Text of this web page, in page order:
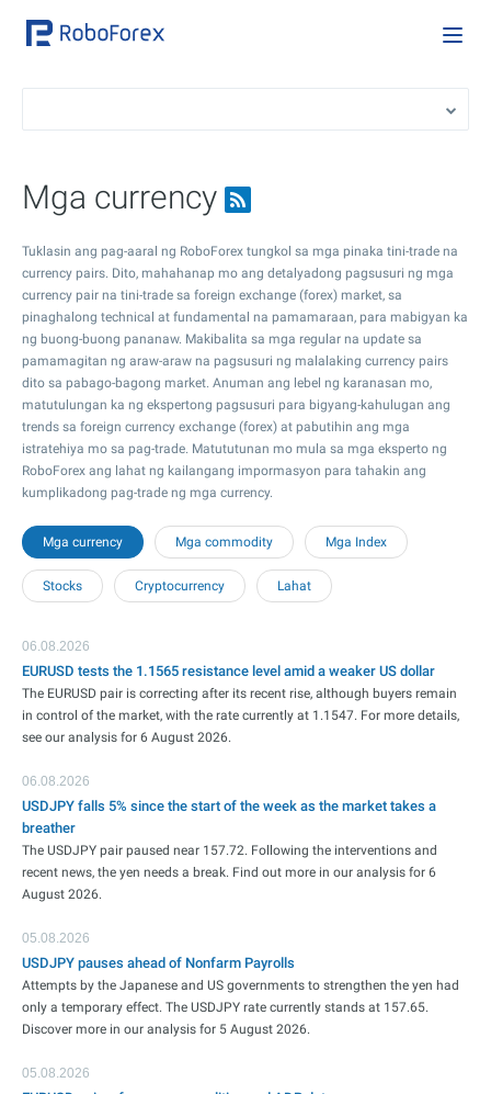
Mga currency
Tuklasin ang pag-aaral ng RoboForex tungkol sa mga pinaka tini-trade na
currency pairs. Dito, mahahanap mo ang detalyadong pagsusuri ng mga
currency pair na tini-trade sa foreign exchange (forex) market, sa
pinaghalong technical at fundamental na pamamaraan, para mabigyan ka
ng buong-buong pananaw. Makibalita sa mga regular na update sa
pamamagitan ng araw-araw na pagsusuri ng malalaking currency pairs
dito sa pabago-bagong market. Anuman ang lebel ng karanasan mo,
matutulungan ka ng ekspertong pagsusuri para bigyang-kahulugan ang
trends sa foreign currency exchange (forex) at pabutihin ang mga
istratehiya mo sa pag-trade. Matututunan mo mula sa mga eksperto ng
RoboForex ang lahat ng kailangang impormasyon para tahakin ang
kumplikadong pag-trade ng mga currency.
Mga currency Mga commodity Mga Index
Stocks Cryptocurrency Lahat
06.08.2026
EURUSD tests the 1.1565 resistance level amid a weaker US dollar
The EURUSD pair is correcting after its recent rise, although buyers remain
in control of the market, with the rate currently at 1.1547. For more details,
see our analysis for 6 August 2026.
06.08.2026
USDJPY falls 5% since the start of the week as the market takes a
breather
The USDJPY pair paused near 157.72. Following the interventions and
recent news, the yen needs a break. Find out more in our analysis for 6
August 2026.
05.08.2026
USDJPY pauses ahead of Nonfarm Payrolls
Attempts by the Japanese and US governments to strengthen the yen had
only a temporary effect. The USDJPY rate currently stands at 157.65.
Discover more in our analysis for 5 August 2026.
05.08.2026